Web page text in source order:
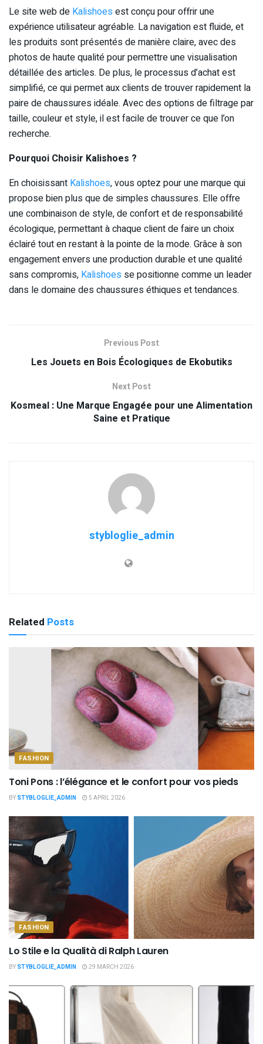
Le site web de Kalishoes est conçu pour offrir une
expérience utilisateur agréable. La navigation est fluide, et
les produits sont présentés de manière claire, avec des
photos de haute qualité pour permettre une visualisation
détaillée des articles. De plus, le processus d’achat est
simplifié, ce qui permet aux clients de trouver rapidement la
paire de chaussures idéale. Avec des options de filtrage par
taille, couleur et style, il est facile de trouver ce que l’on
recherche.
Pourquoi Choisir Kalishoes ?
En choisissant Kalishoes, vous optez pour une marque qui
propose bien plus que de simples chaussures. Elle offre
une combinaison de style, de confort et de responsabilité
écologique, permettant à chaque client de faire un choix
éclairé tout en restant à la pointe de la mode. Grâce à son
engagement envers une production durable et une qualité
sans compromis, Kalishoes se positionne comme un leader
dans le domaine des chaussures éthiques et tendances.
Previous Post
Les Jouets en Bois Écologiques de Ekobutiks
Next Post
Kosmeal : Une Marque Engagée pour une Alimentation
Saine et Pratique
stybloglie_admin
Related Posts
FASHION
Toni Pons : l’élégance et le confort pour vos pieds
BY STYBLOGLIE_ADMIN 5 APRIL 2026
FASHION
Lo Stile e la Qualità di Ralph Lauren
BY STYBLOGLIE_ADMIN 29 MARCH 2026